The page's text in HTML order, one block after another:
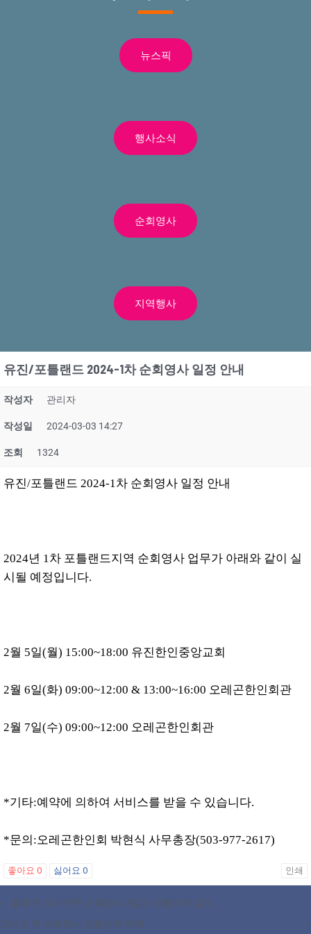
뉴스픽
행사소식
순회영사
지역행사
유진/포틀랜드 2024-1차 순회영사 일정 안내
작성자 관리자
작성일 2024-03-03 14:27
조회 1324
유진/포틀랜드 2024-1차 순회영사 일정 안내
2024년 1차 포틀랜드지역 순회영사 업무가 아래와 같이 실
시될 예정입니다.
2월 5일(월) 15:00~18:00 유진한인중앙교회
2월 6일(화) 09:00~12:00 & 13:00~16:00 오레곤한인회관
2월 7일(수) 09:00~12:00 오레곤한인회관
*기타:예약에 의하여 서비스를 받을 수 있습니다.
*문의:오레곤한인회 박현식 사무총장(503-977-2617)
좋아요 0 싫어요 0 인쇄
«
올해 첫 오레곤주 순회영사 3일간 성황리에 열려
오레곤 주 순회영사 성황리에 마쳐
»